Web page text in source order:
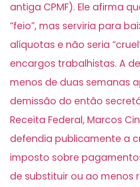
antiga CPMF). Ele afirma
“feio”, mas serviria para
alíquotas e não seria
encargos trabalhistas. A
menos de duas semanas
demissão do então
Receita Federal, Marcos
defendia publicamente a
imposto sobre
de substituir ou ao menos